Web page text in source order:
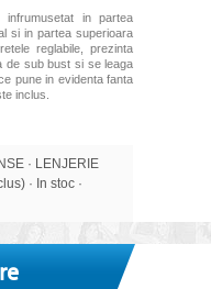
in partea
si in partea superioara
reglabile, prezinta
de sub bust si se leaga
pune in evidenta fanta
inclus.
· LENJERIE
· In stoc ·